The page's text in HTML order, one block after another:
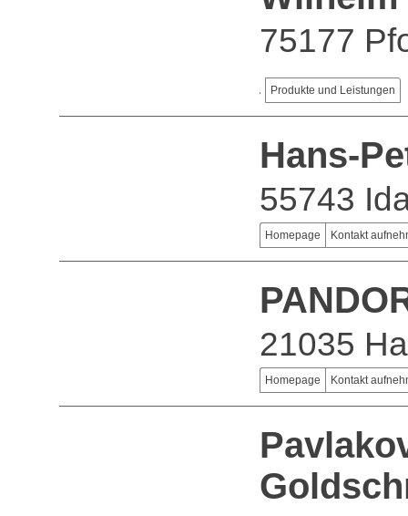
75177
Produkte und Leistungen
Hans-
55743
Homepage Kontakt
21035
Homepage Kontakt